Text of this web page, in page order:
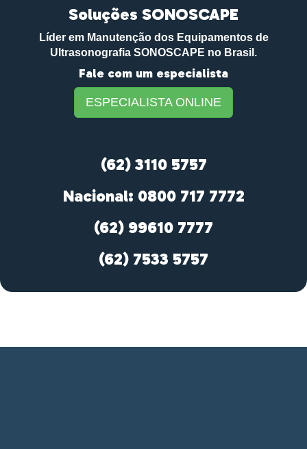
Soluções SONOSCAPE
Líder em Manutenção dos Equipamentos de
Ultrasonografia SONOSCAPE no Brasil.
Fale com um especialista
ESPECIALISTA ONLINE
(62) 3110 5757
Nacional: 0800 717 7772
(62) 99610 7777
(62) 7533 5757